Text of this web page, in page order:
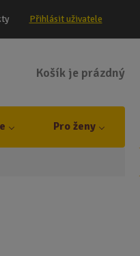
Přihlásit uživatele
Košík je prázdný
Pro ženy